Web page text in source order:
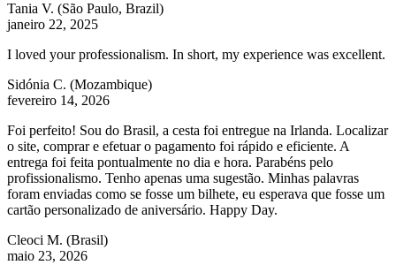
Tania V. (São Paulo, Brazil)
janeiro 22, 2025
I loved your professionalism. In short, my experience was excellent.
Sidónia C. (Mozambique)
fevereiro 14, 2026
Foi perfeito! Sou do Brasil, a cesta foi entregue na Irlanda. Localizar
o site, comprar e efetuar o pagamento foi rápido e eficiente. A
entrega foi feita pontualmente no dia e hora. Parabéns pelo
profissionalismo. Tenho apenas uma sugestão. Minhas palavras
foram enviadas como se fosse um bilhete, eu esperava que fosse um
cartão personalizado de aniversário. Happy Day.
Cleoci M. (Brasil)
maio 23, 2026